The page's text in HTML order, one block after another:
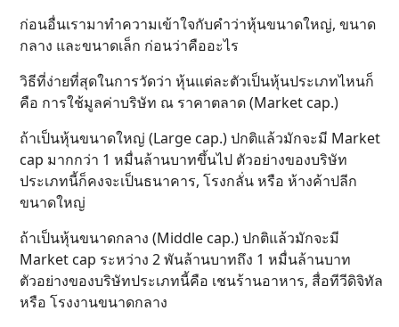
ก่อนอื่นเรามาทำความเข้าใจกับคำว่าหุ้นขนาดใหญ่, ขนาด
กลาง และขนาดเล็ก ก่อนว่าคืออะไร
วิธีที่ง่ายที่สุดในการวัดว่า หุ้นแต่ละตัวเป็นหุ้นประเภทไหนก็
คือ การใช้มูลค่าบริษัท ณ ราคาตลาด (Market cap.)
ถ้าเป็นหุ้นขนาดใหญ่ (Large cap.) ปกติแล้วมักจะมี Market
cap มากกว่า 1 หมื่นล้านบาทขึ้นไป ตัวอย่างของบริษัท
ประเภทนี้ก็คงจะเป็นธนาคาร, โรงกลั่น หรือ ห้างค้าปลีก
ขนาดใหญ่
ถ้าเป็นหุ้นขนาดกลาง (Middle cap.) ปกติแล้วมักจะมี
Market cap ระหว่าง 2 พันล้านบาทถึง 1 หมื่นล้านบาท
ตัวอย่างของบริษัทประเภทนี้คือ เชนร้านอาหาร, สื่อทีวีดิจิทัล
หรือ โรงงานขนาดกลาง